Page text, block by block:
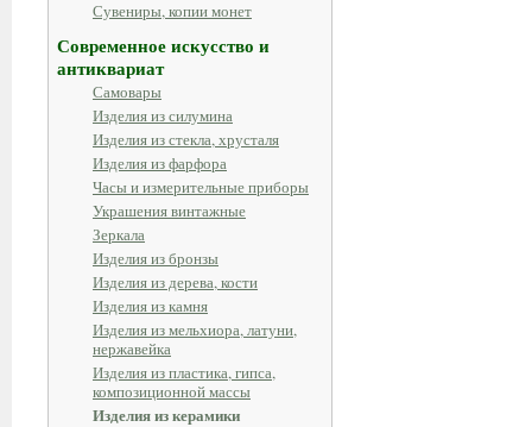
Сувениры, копии монет
Современное искусство и
антиквариат
Самовары
Изделия из силумина
Изделия из стекла, хрусталя
Изделия из фарфора
Часы и измерительные приборы
Украшения винтажные
Зеркала
Изделия из бронзы
Изделия из дерева, кости
Изделия из камня
Изделия из мельхиора, латуни,
нержавейка
Изделия из пластика, гипса,
композиционной массы
Изделия из керамики